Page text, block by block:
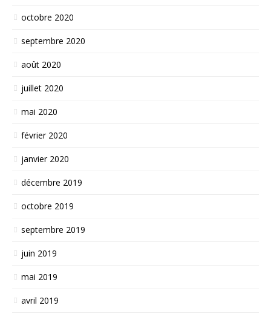
octobre 2020
septembre 2020
août 2020
juillet 2020
mai 2020
février 2020
janvier 2020
décembre 2019
octobre 2019
septembre 2019
juin 2019
mai 2019
avril 2019